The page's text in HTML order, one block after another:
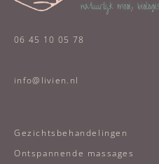
06 45 10 05 78
info@livien.nl
Gezichtsbehandelingen
Ontspannende massages